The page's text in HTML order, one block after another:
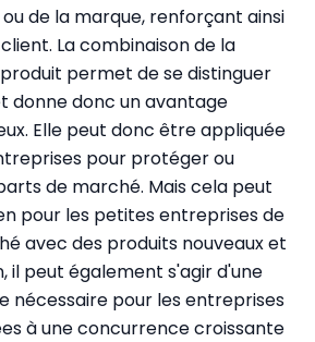
de la marque, renforçant ainsi
La combinaison de la
permet de se distinguer
donne donc un avantage
Elle peut donc être appliquée
pour protéger ou
de marché. Mais cela peut
pour les petites entreprises de
avec des produits nouveaux et
il peut également s'agir d'une
nécessaire pour les entreprises
à une concurrence croissante